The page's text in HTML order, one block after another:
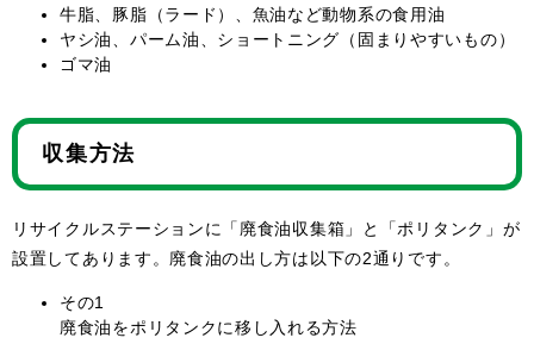
牛脂、豚脂（ラード）、魚油など動物系の食用油
ヤシ油、パーム油、ショートニング（固まりやすいもの）
ゴマ油
収集方法
リサイクルステーションに「廃食油収集箱」と「ポリタンク」が
設置してあります。廃食油の出し方は以下の2通りです。
その1
廃食油をポリタンクに移し入れる方法